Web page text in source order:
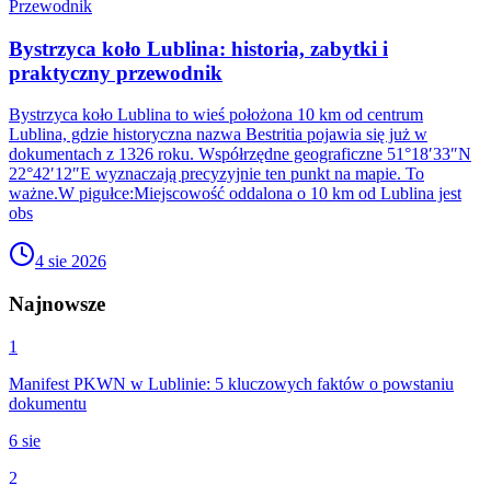
Przewodnik
Bystrzyca koło Lublina: historia, zabytki i
praktyczny przewodnik
Bystrzyca koło Lublina to wieś położona 10 km od centrum
Lublina, gdzie historyczna nazwa Bestritia pojawia się już w
dokumentach z 1326 roku. Współrzędne geograficzne 51°18′33″N
22°42′12″E wyznaczają precyzyjnie ten punkt na mapie. To
ważne.W pigułce:Miejscowość oddalona o 10 km od Lublina jest
obs
4 sie 2026
Najnowsze
1
Manifest PKWN w Lublinie: 5 kluczowych faktów o powstaniu
dokumentu
6 sie
2